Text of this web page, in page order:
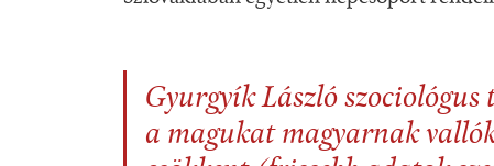
Gyurgyík László
a magukat magyarnak